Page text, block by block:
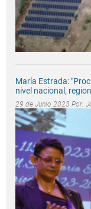
María Estrada:
nivel nacional,
29 de Junio 2023 Por: